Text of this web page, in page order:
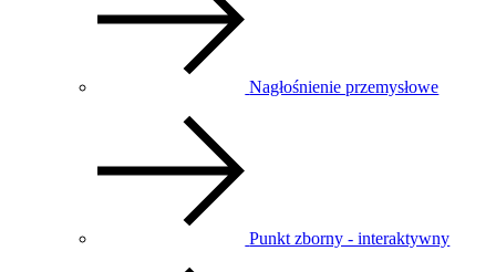
Nagłośnienie przemysłowe
Punkt zborny - interaktywny